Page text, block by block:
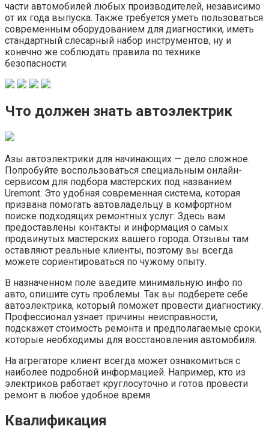
части автомобилей любых производителей, независимо
от их года выпуска. Также требуется уметь пользоваться
современным оборудованием для диагностики, иметь
стандартный слесарный набор инструментов, ну и
конечно же соблюдать правила по технике
безопасности.
Что должен знать автоэлектрик
Азы автоэлектрики для начинающих — дело сложное.
Попробуйте воспользоваться специальным онлайн-
сервисом для подбора мастерских под названием
Uremont. Это удобная современная система, которая
призвана помогать автовладельцу в комфортном
поиске подходящих ремонтных услуг. Здесь вам
предоставлены контакты и информация о самых
продвинутых мастерских вашего города. Отзывы там
оставляют реальные клиенты, поэтому вы всегда
можете сориентироваться по чужому опыту.
В назначенном поле введите минимальную инфо по
авто, опишите суть проблемы. Так вы подберете себе
автоэлектрика, который поможет провести диагностику.
Профессионал узнает причины неисправности,
подскажет стоимость ремонта и предполагаемые сроки,
которые необходимы для восстановления автомобиля.
На агрегаторе клиент всегда может ознакомиться с
наиболее подробной информацией. Например, кто из
электриков работает круглосуточно и готов провести
ремонт в любое удобное время.
Квалификация